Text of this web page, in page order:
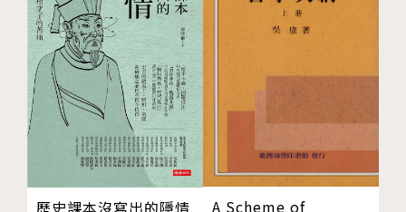
．不要輕易移動塞赫美特神像，它必須看守大門和自己
的同胞
．聽見海之女神廟展廳穹頂傳出音樂聲時，不要跟著哼
唱
作者簡介
諾亞．安吉爾 Noah Angell
歷史課本沒寫出的隱情
A Scheme of